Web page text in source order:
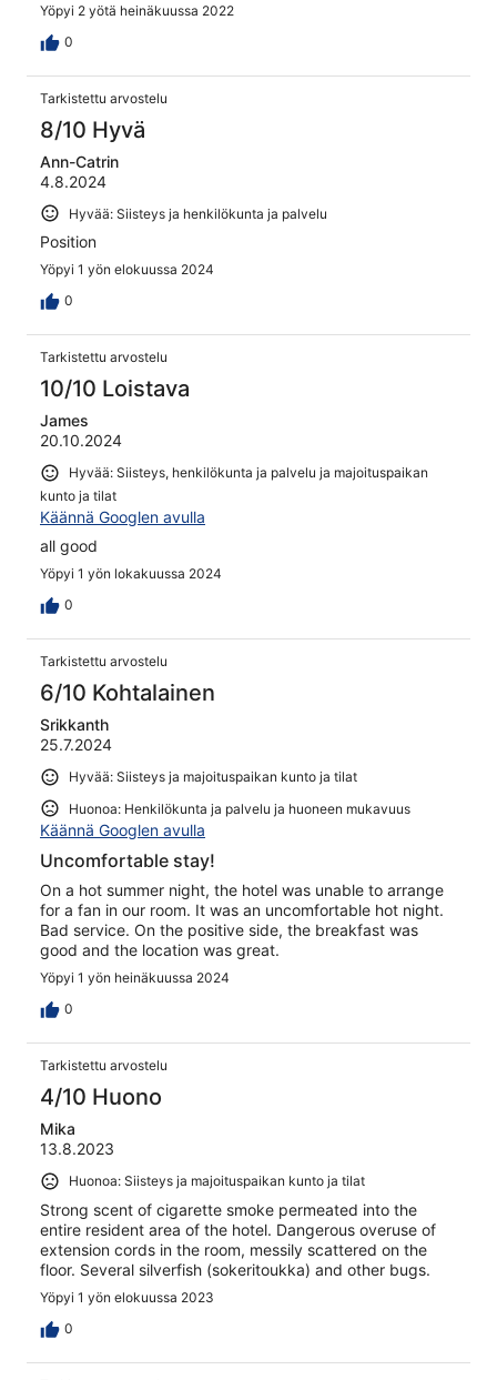
Yöpyi 2 yötä heinäkuussa 2022
0
Tarkistettu arvostelu
8/10 Hyvä
Ann-Catrin
4.8.2024
Hyvää: Siisteys ja henkilökunta ja palvelu
Position
Yöpyi 1 yön elokuussa 2024
0
Tarkistettu arvostelu
10/10 Loistava
James
20.10.2024
Hyvää: Siisteys, henkilökunta ja palvelu ja majoituspaikan
kunto ja tilat
Käännä Googlen avulla
all good
Yöpyi 1 yön lokakuussa 2024
0
Tarkistettu arvostelu
6/10 Kohtalainen
Srikkanth
25.7.2024
Hyvää: Siisteys ja majoituspaikan kunto ja tilat
Huonoa: Henkilökunta ja palvelu ja huoneen mukavuus
Käännä Googlen avulla
Uncomfortable stay!
On a hot summer night, the hotel was unable to arrange
for a fan in our room. It was an uncomfortable hot night.
Bad service. On the positive side, the breakfast was
good and the location was great.
Yöpyi 1 yön heinäkuussa 2024
0
Tarkistettu arvostelu
4/10 Huono
Mika
13.8.2023
Huonoa: Siisteys ja majoituspaikan kunto ja tilat
Strong scent of cigarette smoke permeated into the
entire resident area of the hotel. Dangerous overuse of
extension cords in the room, messily scattered on the
floor. Several silverfish (sokeritoukka) and other bugs.
Yöpyi 1 yön elokuussa 2023
0